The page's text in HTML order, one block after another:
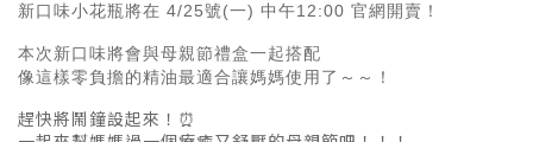
新口味小花瓶將在 4/25號(一) 中午12:00 官網開賣！
本次新口味將會與母親節禮盒一起搭配
像這樣零負擔的精油最適合讓媽媽使用了～～！
趕快將鬧鐘設起來！⏰